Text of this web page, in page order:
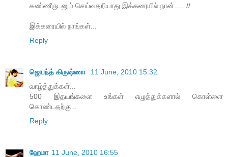
கண்ணீருடனும் செய்வதறியாது இக்கரையில் நான்..... //
இக்கரையில் நாங்கள்...
Reply
ஜெயந்த் கிருஷ்ணா
11 June, 2010 15:32
வாழ்த்துக்கள்...
500 இதயங்களை உங்கள் எழுத்துக்களால் கொள்ளை
கொண்டதற்கு ..
Reply
ஹேமா 11 June, 2010 16:55